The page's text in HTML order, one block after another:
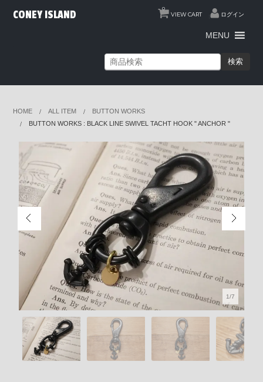
VIEW CART
0
ログイン
CONEY ISLAND
MENU
検索
HOME ALL ITEM
BUTTON WORKS
BUTTON WORKS : BLACK LINE SWIVEL TACHT HOOK " ANCHOR "
1/7